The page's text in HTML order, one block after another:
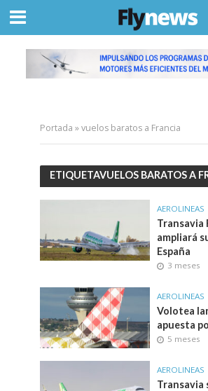
Portada »vuelos baratos a Francia
ETIQUETAVUELOS BARATOS A
AEROLINEAS
Transavia
ampliará
España
3 meses
AEROLINEAS
Volotea
apuesta
5 meses
AEROLINEAS
Transavia